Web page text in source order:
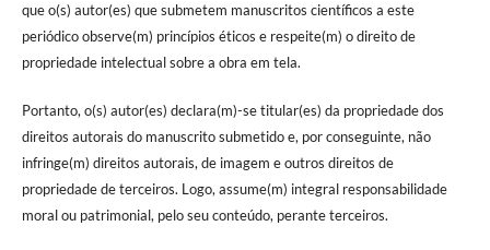
que o(s) autor(es) que submetem manuscritos científicos a este
periódico observe(m) princípios éticos e respeite(m) o direito de
propriedade intelectual sobre a obra em tela.
Portanto, o(s) autor(es) declara(m)-se titular(es) da propriedade dos
direitos autorais do manuscrito submetido e, por conseguinte, não
infringe(m) direitos autorais, de imagem e outros direitos de
propriedade de terceiros. Logo, assume(m) integral responsabilidade
moral ou patrimonial, pelo seu conteúdo, perante terceiros.